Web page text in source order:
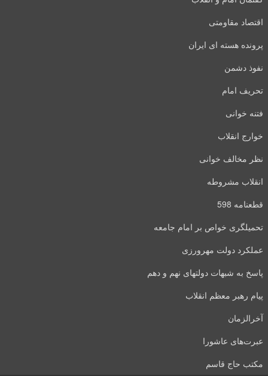
اقتصاد مقاومتی
پرونده هسته ای ایران
نفوذ دشمن
تحریف امام
فتنه خوانی
خوارج انقلاب
نظر مخالف خوانی
انقلاب مشروطه
قطعنامه 598
تحمیلگری خواص بر امام جامعه
عملکرد دولت مهرورزی
پاسخ به شبهات دولتهای نهم و دهم
پیام رهبر معظم انقلاب
آخرالزمان
عبرت‌های عاشورا
مکتب حاج قاسم